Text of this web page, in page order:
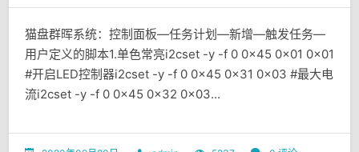
猫盘群晖系统：控制面板—任务计划—新增—触发任务—
用户定义的脚本1.单色常亮i2cset -y -f 0 0x45 0x01 0x01
#开启LED控制器i2cset -y -f 0 0x45 0x31 0x03 #最大电
流i2cset -y -f 0 0x45 0x32 0x03...